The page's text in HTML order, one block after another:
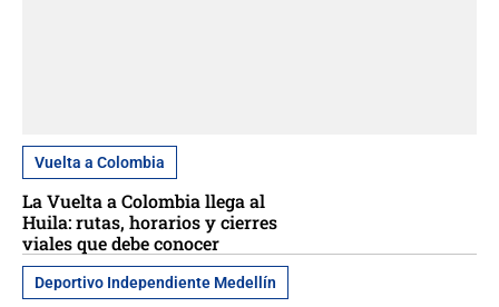
Vuelta a Colombia
La Vuelta a Colombia llega al
Huila: rutas, horarios y cierres
viales que debe conocer
Deportivo Independiente Medellín